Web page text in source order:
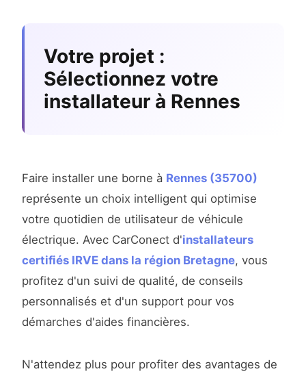
Votre projet :
Sélectionnez votre
installateur à Rennes
Faire installer une borne à Rennes (35700)
représente un choix intelligent qui optimise
votre quotidien de utilisateur de véhicule
électrique. Avec CarConect d'installateurs
certifiés IRVE dans la région Bretagne, vous
profitez d'un suivi de qualité, de conseils
personnalisés et d'un support pour vos
démarches d'aides financières.
N'attendez plus pour profiter des avantages de